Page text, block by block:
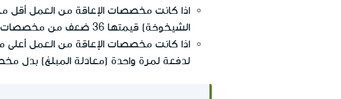
اذا كانت مخصصات الإعاقة من العمل
الشيخوخة) قيمتها 36 ضعف من مخصصات الإعاقة من العمل.
اذا كانت مخصصات الإعاقة من العمل
لدفعة لمرة واحدة (معادلة المبلغ) بدل